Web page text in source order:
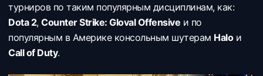
турниров по таким популярным дисциплинам, как:
Dota 2, Counter Strike: Gloval Offensive и по
популярным в Америке консольным шутерам Haloи
Call of Duty.